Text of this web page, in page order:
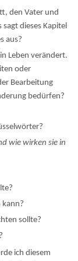
den Vater und
sagt dieses Kapitel
aus?
Leben verändert.
oder
Bearbeitung
bedürfen?
wie wirken sie in
kann?
sollte?
ich diesem